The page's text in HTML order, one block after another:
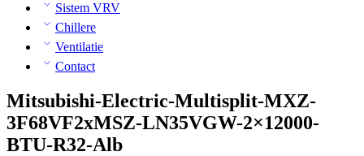
Sistem VRV
Chillere
Ventilatie
Contact
Mitsubishi-Electric-Multisplit-MXZ-
3F68VF2xMSZ-LN35VGW-2×12000-
BTU-R32-Alb